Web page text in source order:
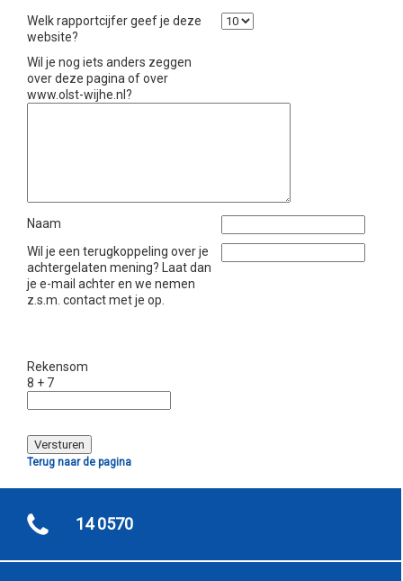
Welk rapportcijfer geef je deze
website?
Wil je nog iets anders zeggen
over deze pagina of over
www.olst-wijhe.nl?
Naam
Wil je een terugkoppeling over je
achtergelaten mening? Laat dan
je e-mail achter en we nemen
z.s.m. contact met je op.
Rekensom
8 + 7
Terug naar de pagina
14 0570